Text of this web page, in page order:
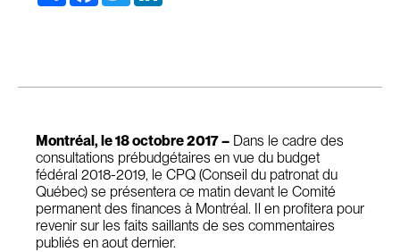
Montréal, le 18 octobre 2017 – Dans le cadre des
consultations prébudgétaires en vue du budget
fédéral 2018-2019, le CPQ (Conseil du patronat du
Québec) se présentera ce matin devant le Comité
permanent des finances à Montréal. Il en profitera pour
revenir sur les faits saillants de ses commentaires
publiés en aout dernier.